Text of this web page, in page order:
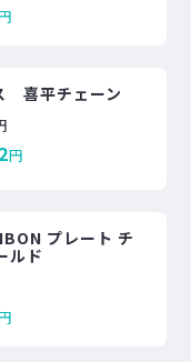
喜平チェーン
円
プレート チ
ルド